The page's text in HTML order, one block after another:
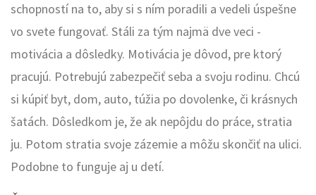
schopností na to, aby si s ním poradili a vedeli úspešne
vo svete fungovať. Stáli za tým najmä dve veci -
motivácia a dôsledky. Motivácia je dôvod, pre ktorý
pracujú. Potrebujú zabezpečiť seba a svoju rodinu. Chcú
si kúpiť byt, dom, auto, túžia po dovolenke, či krásnych
šatách. Dôsledkom je, že ak nepôjdu do práce, stratia
ju. Potom stratia svoje zázemie a môžu skončiť na ulici.
Podobne to funguje aj u detí.